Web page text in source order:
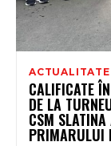
ACTUALITATE
CALIFICATE
DE LA
CSM
PRIMARULUI